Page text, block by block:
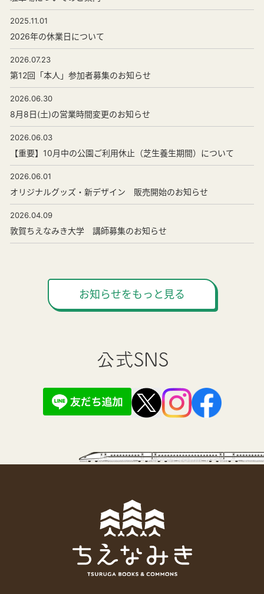
2025.11.01
2026年の休業日について
2026.07.23
第12回「本人」参加者募集のお知らせ
2026.06.30
8月8日(土)の営業時間変更のお知らせ
2026.06.03
【重要】10月中の公園ご利用休止（芝生養生期間）について
2026.06.01
オリジナルグッズ・新デザイン 販売開始のお知らせ
2026.04.09
敦賀ちえなみき大学 講師募集のお知らせ
お知らせをもっと見る
公式SNS